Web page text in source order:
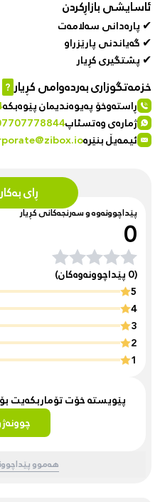
ڕای
پێداچوونەوە و سەرنجەکانی کڕیار
0
(0 پێداچوونەوەکان)
5
4
3
2
1
پێویستە خۆت تۆماربکەیت
هەموو
ئاسایشی بازاڕکردن
✔ پارەدانی سەلامەت
✔ گەیاندنی پارێزراو
✔ پشتگیری کڕیار
خزمەتگوزاری بەردەوامی کڕیار?
ڕاستەوخۆ پەیوەندیمان پێوەبکە
ژمارەی وەتسئاپ
ئیمەیڵ بنێرە